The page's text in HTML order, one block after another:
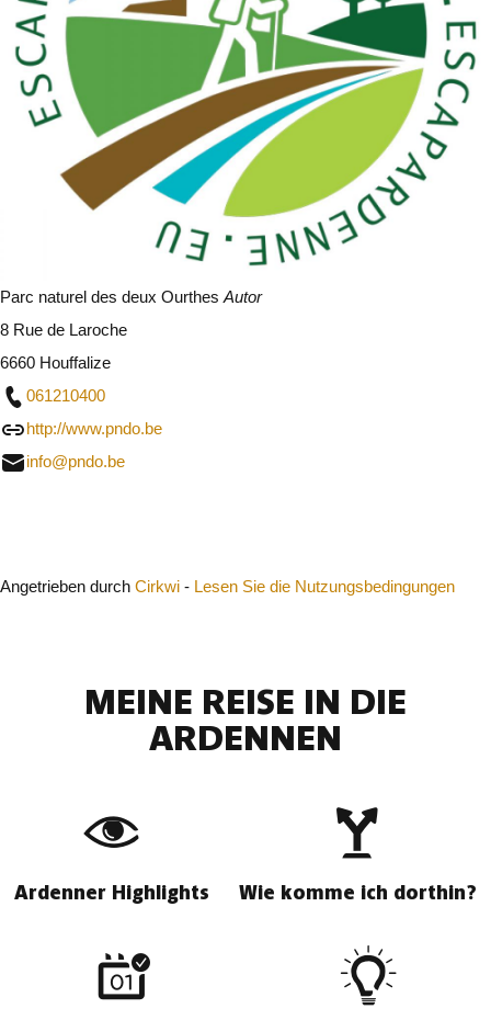
Parc naturel des deux Ourthes Autor
8 Rue de Laroche
6660 Houffalize
061210400
http://www.pndo.be
info@pndo.be
Angetrieben durch Cirkwi - Lesen Sie die Nutzungsbedingungen
MEINE REISE IN DIE
ARDENNEN
Ardenner Highlights Wie komme ich dorthin?